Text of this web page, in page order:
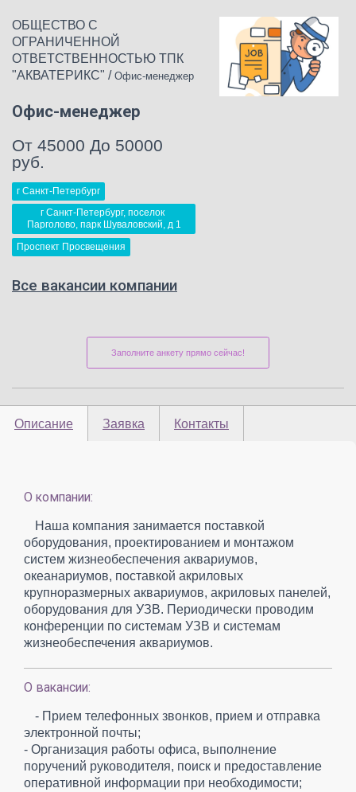
ОБЩЕСТВО С
ОГРАНИЧЕННОЙ
ОТВЕТСТВЕННОСТЬЮ ТПК
"АКВАТЕРИКС" / Офис-менеджер
Офис-менеджер
От 45000 До 50000
руб.
г Санкт-Петербург
г Санкт-Петербург, поселок
Парголово, парк Шуваловский, д 1
Проспект Просвещения
Все вакансии компании
Заполните анкету прямо сейчас!
Описание Заявка Контакты
О компании:
Наша компания занимается поставкой
оборудования, проектированием и монтажом
систем жизнеобеспечения аквариумов,
океанариумов, поставкой акриловых
крупноразмерных аквариумов, акриловых панелей,
оборудования для УЗВ. Периодически проводим
конференции по системам УЗВ и системам
жизнеобеспечения аквариумов.
О вакансии:
- Прием телефонных звонков, прием и отправка
электронной почты;
- Организация работы офиса, выполнение
поручений руководителя, поиск и предоставление
оперативной информации при необходимости;